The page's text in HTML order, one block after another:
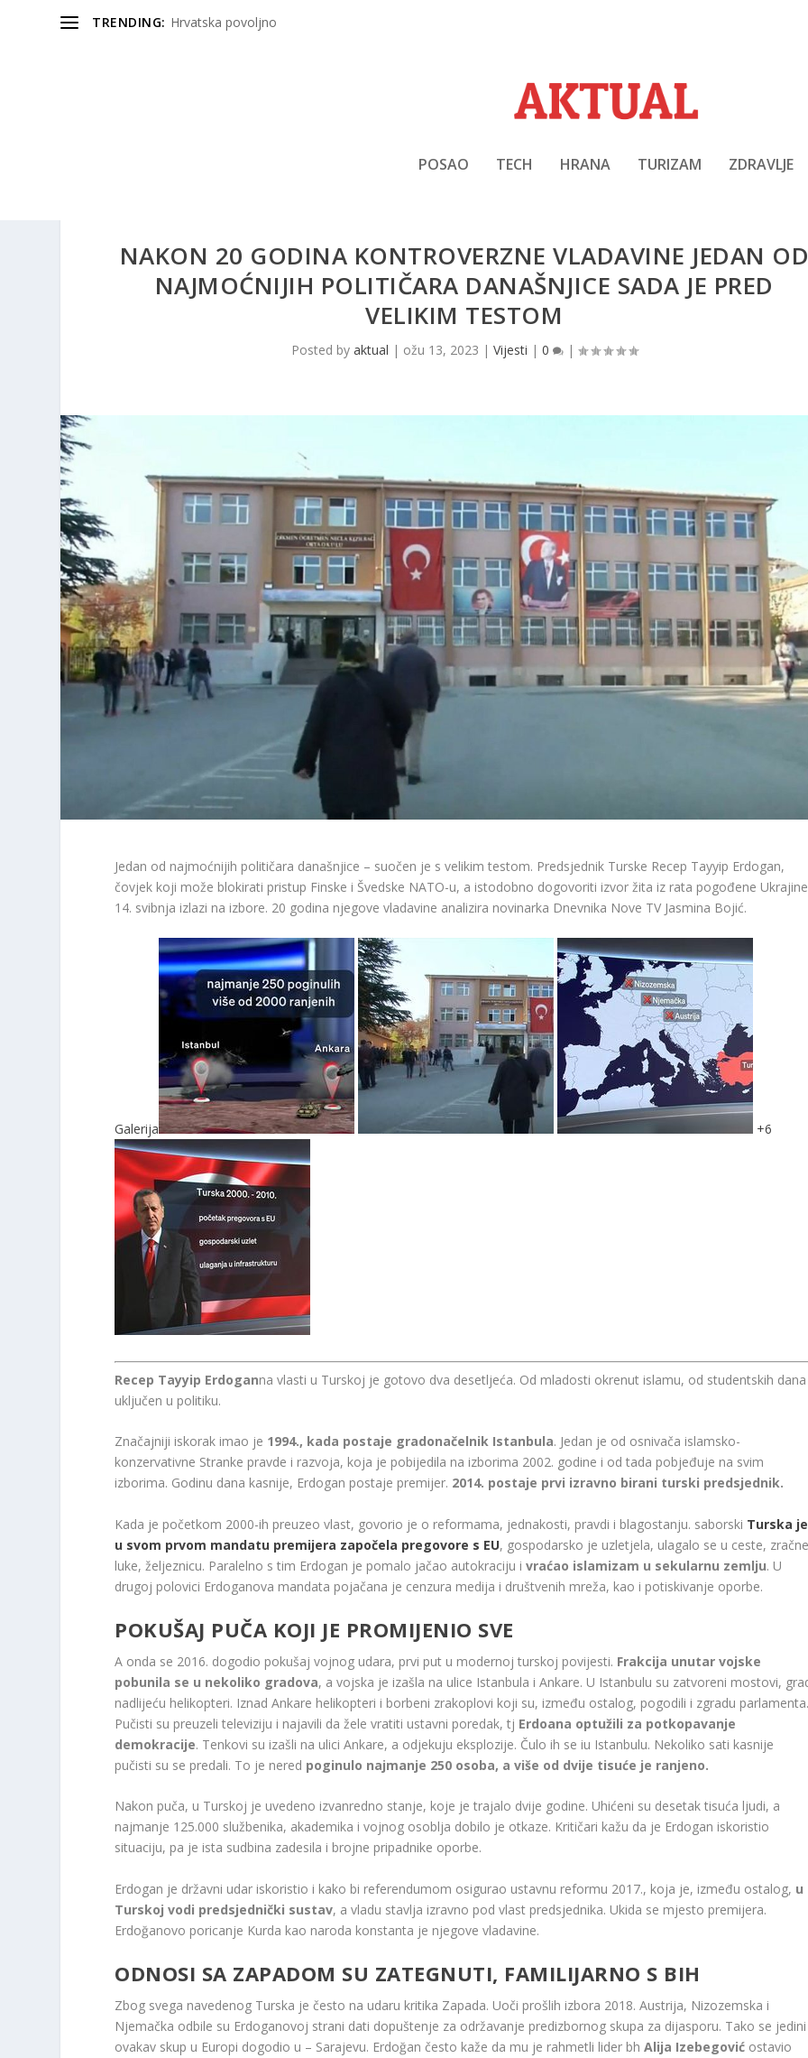
TRENDING: Hrvatska povoljno
POSAO TECH HRANA TURIZAM ZDRAVLJE
NAKON 20 GODINA KONTROVERZNE VLADAVINE JEDAN
NAJMOĆNIJIH POLITIČARA DANAŠNJICE SADA JE PRED
VELIKIM TESTOM
Posted by aktual | ožu 13, 2023 | Vijesti | 0 |
Jedan od najmoćnijih političara današnjice – suočen je s velikim testom. Predsjednik Turske Recep Tayyip Erdogan,
čovjek koji može blokirati pristup Finske i Švedske NATO-u, a istodobno dogovoriti izvor žita iz rata pogođene
14. svibnja izlazi na izbore. 20 godina njegove vladavine analizira novinarka Dnevnika Nove TV Jasmina Bojić.
Galerija +6
Recep Tayyip Erdoganna vlasti u Turskoj je gotovo dva desetljeća. Od mladosti okrenut islamu, od studentskih dana
uključen u politiku.
Značajniji iskorak imao je 1994., kada postaje gradonačelnik Istanbula. Jedan je od osnivača islamsko-
konzervativne Stranke pravde i razvoja, koja je pobijedila na izborima 2002. godine i od tada pobjeđuje na svim
izborima. Godinu dana kasnije, Erdogan postaje premijer. 2014. postaje prvi izravno birani turski predsjednik.
Kada je početkom 2000-ih preuzeo vlast, govorio je o reformama, jednakosti, pravdi i blagostanju. saborski Turska je
u svom prvom mandatu premijera započela pregovore s EU, gospodarsko je uzletjela, ulagalo se u ceste,
luke, željeznicu. Paralelno s tim Erdogan je pomalo jačao autokraciju ivraćao islamizam u sekularnu zemlju. U
drugoj polovici Erdoganova mandata pojačana je cenzura medija i društvenih mreža, kao i potiskivanje oporbe.
POKUŠAJ PUČA KOJI JE PROMIJENIO SVE
A onda se 2016. dogodio pokušaj vojnog udara, prvi put u modernoj turskoj povijesti. Frakcija unutar vojske
pobunila se u nekoliko gradova, a vojska je izašla na ulice Istanbula i Ankare. U Istanbulu su zatvoreni mostovi,
nadlijeću helikopteri. Iznad Ankare helikopteri i borbeni zrakoplovi koji su, između ostalog, pogodili i zgradu
Pučisti su preuzeli televiziju i najavili da žele vratiti ustavni poredak, tj Erdoana optužili za potkopavanje
demokracije. Tenkovi su izašli na ulici Ankare, a odjekuju eksplozije. Čulo ih se iu Istanbulu. Nekoliko sati kasnije
pučisti su se predali. To je nered poginulo najmanje 250 osoba, a više od dvije tisuće je ranjeno.
Nakon puča, u Turskoj je uvedeno izvanredno stanje, koje je trajalo dvije godine. Uhićeni su desetak tisuća ljudi, a
najmanje 125.000 službenika, akademika i vojnog osoblja dobilo je otkaze. Kritičari kažu da je Erdogan iskoristio
situaciju, pa je ista sudbina zadesila i brojne pripadnike oporbe.
Erdogan je državni udar iskoristio i kako bi referendumom osigurao ustavnu reformu 2017., koja je, između ostalog, u
Turskoj vodi predsjednički sustav, a vladu stavlja izravno pod vlast predsjednika. Ukida se mjesto premijera.
Erdoğanovo poricanje Kurda kao naroda konstanta je njegove vladavine.
ODNOSI SA ZAPADOM SU ZATEGNUTI, FAMILIJARNO S BIH
Zbog svega navedenog Turska je često na udaru kritika Zapada. Uoči prošlih izbora 2018. Austrija, Nizozemska i
Njemačka odbile su Erdoganovoj strani dati dopuštenje za održavanje predizbornog skupa za dijasporu. Tako se jedini
ovakav skup u Europi dogodio u – Sarajevu. Erdoğan često kaže da mu je rahmetli lider bhAlija Izebegović ostavio